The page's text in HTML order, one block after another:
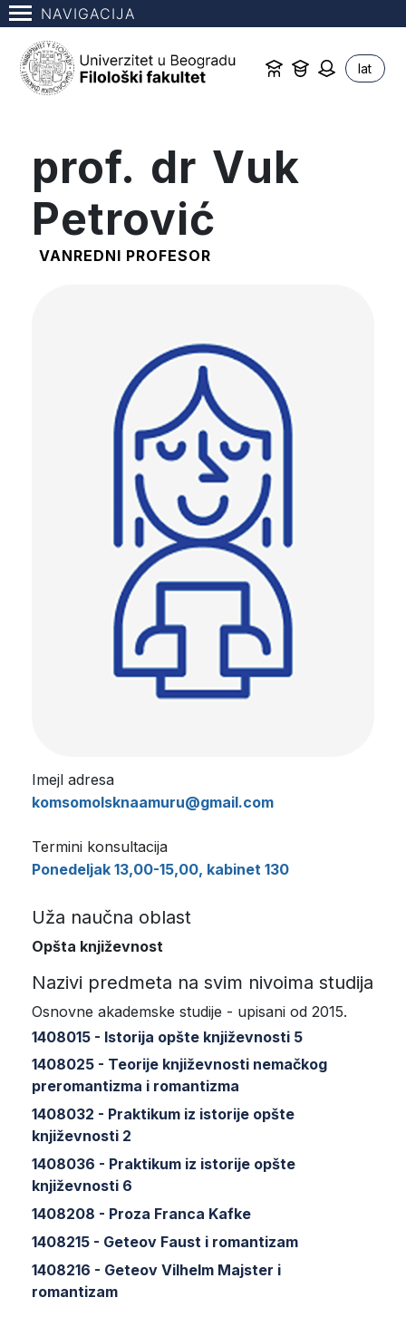
NAVIGACIJA
lat
prof. dr Vuk
Petrović
VANREDNI PROFESOR
Imejl adresa
komsomolsknaamuru@gmail.com
Termini konsultacija
Ponedeljak 13,00-15,00, kabinet 130
Uža naučna oblast
Opšta književnost
Nazivi predmeta na svim nivoima studija
Osnovne akademske studije - upisani od 2015.
1408015 - Istorija opšte književnosti 5
1408025 - Teorije književnosti nemačkog
preromantizma i romantizma
1408032 - Praktikum iz istorije opšte
književnosti 2
1408036 - Praktikum iz istorije opšte
književnosti 6
1408208 - Proza Franca Kafke
1408215 - Geteov Faust i romantizam
1408216 - Geteov Vilhelm Majster i
romantizam